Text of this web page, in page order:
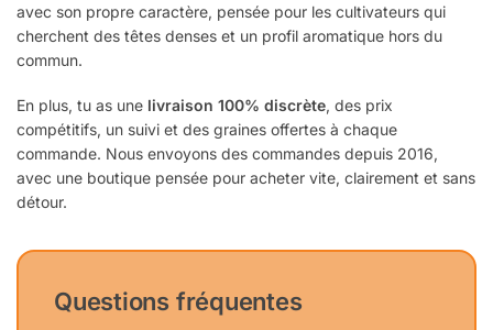
avec son propre caractère, pensée pour les cultivateurs qui
cherchent des têtes denses et un profil aromatique hors du
commun.
En plus, tu as une livraison 100% discrète, des prix
compétitifs, un suivi et des graines offertes à chaque
commande. Nous envoyons des commandes depuis 2016,
avec une boutique pensée pour acheter vite, clairement et sans
détour.
Questions fréquentes